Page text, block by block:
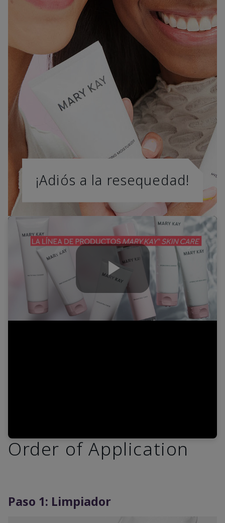
¡Adiós a la resequedad!
Play
Order of Application
Paso 1: Limpiador